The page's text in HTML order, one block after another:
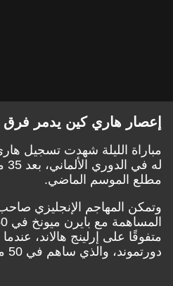
إعصار هاري كين يدمر فرق
مباراة الليلة شهدت تسجيل
مطلع الموسم الماضي.
متفوقًا على إرلينج هالاند،
دورتموند، والذي ساهم في 50 مباراة في 43 لقاء.